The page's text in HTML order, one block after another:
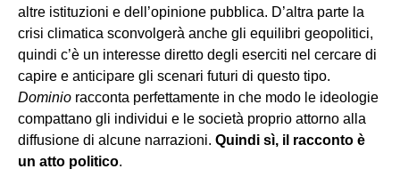
altre istituzioni e dell’opinione pubblica. D’altra parte la
crisi climatica sconvolgerà anche gli equilibri geopolitici,
quindi c’è un interesse diretto degli eserciti nel cercare di
capire e anticipare gli scenari futuri di questo tipo.
Dominio racconta perfettamente in che modo le ideologie
compattano gli individui e le società proprio attorno alla
diffusione di alcune narrazioni. Quindi sì, il racconto è
un atto politico.